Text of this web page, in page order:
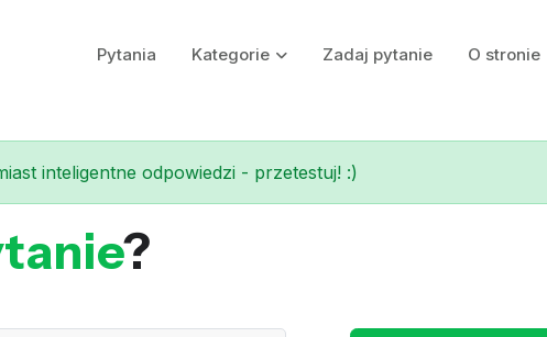
Pytania Kategorie Zadaj pytanie O stronie
inteligentne odpowiedzi - przetestuj! :)
?